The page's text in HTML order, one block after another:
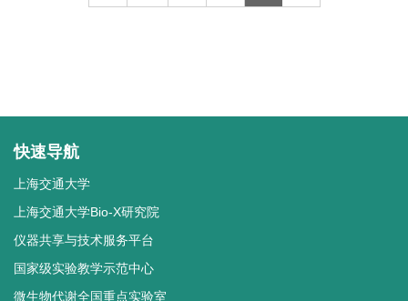
快速导航
上海交通大学
上海交通大学Bio-X研究院
仪器共享与技术服务平台
国家级实验教学示范中心
微生物代谢全国重点实验室